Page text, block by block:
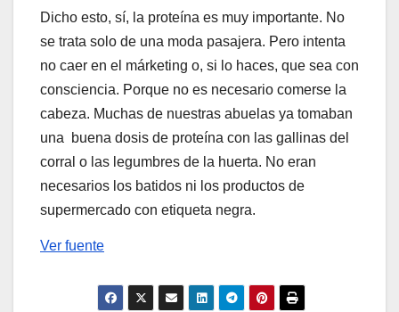
Dicho esto, sí, la proteína es muy importante. No
se trata solo de una moda pasajera. Pero intenta
no caer en el márketing o, si lo haces, que sea con
consciencia. Porque no es necesario comerse la
cabeza. Muchas de nuestras abuelas ya tomaban
una buena dosis de proteína con las gallinas del
corral o las legumbres de la huerta. No eran
necesarios los batidos ni los productos de
supermercado con etiqueta negra.
Ver fuente